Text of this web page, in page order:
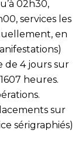
02h30,
services les
en
de 4 jours sur
heures.
sur
sérigraphiés)